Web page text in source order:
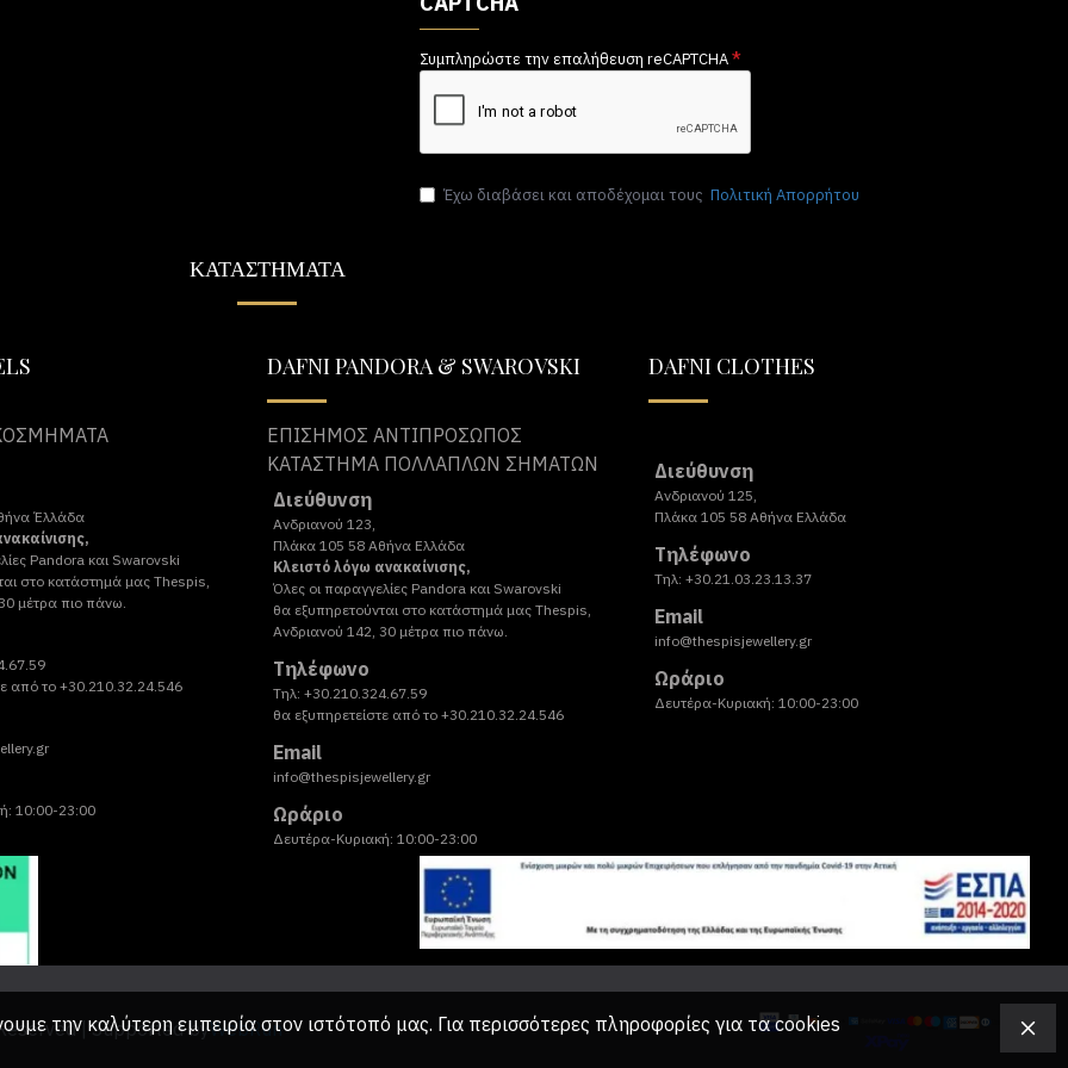
Συμπληρώστε την επαλήθευση reCAPTCHA
Έχω διαβάσει και αποδέχομαι τους Πολιτική Απορρήτου
ΚΑΤΑΣΤΗΜΑΤΑ
Έλλάδα
Pandora και Swarovski
στο κατάστημά μας Thespis,
μέτρα πιο πάνω.
από το +30.210.32.24.546
10:00-23:00
DAFNI PANDORA & SWAROVSKI
ΕΠΙΣΗΜΟΣ ΑΝΤΙΠΡΟΣΩΠΟΣ
ΚΑΤΑΣΤΗΜΑ ΠΟΛΛΑΠΛΩΝ ΣΗΜΑΤΩΝ
Διεύθυνση
Ανδριανού 123,
Πλάκα 105 58 Αθήνα Ελλάδα
Kλειστό λόγω ανακαίνισης,
Όλες οι παραγγελίες Pandora και Swarovski
θα εξυπηρετούνται στο κατάστημά μας Thespis,
Ανδριανού 142, 30 μέτρα πιο πάνω.
Τηλέφωνο
Τηλ: +30.210.324.67.59
θα εξυπηρετείστε από το +30.210.32.24.546
Email
info@thespisjewellery.gr
Ωράριο
Δευτέρα-Κυριακή: 10:00-23:00
DAFNI CLOTHES
Διεύθυνση
Ανδριανού 125,
Πλάκα 105 58 Αθήνα Ελλάδα
Τηλέφωνο
Τηλ: +30.21.03.23.13.37
Email
info@thespisjewellery.gr
Ωράριο
Δευτέρα-Κυριακή: 10:00-23:00
| Supported byWebRun
την καλύτερη εμπειρία στον ιστότοπό μας. Για περισσότερες πληροφορίες για τα cookies